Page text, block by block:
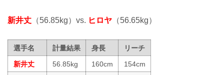
新井丈 （56.85kg）vs. ヒロヤ （56.65kg）
選手名 計量結果 身長
リーチ
新井丈
56.85kg 160cm
154cm